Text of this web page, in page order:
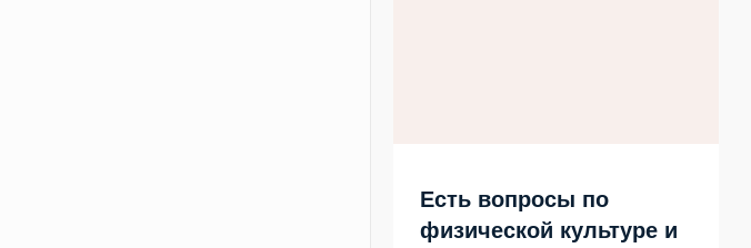
Есть вопросы по
физической культуре и